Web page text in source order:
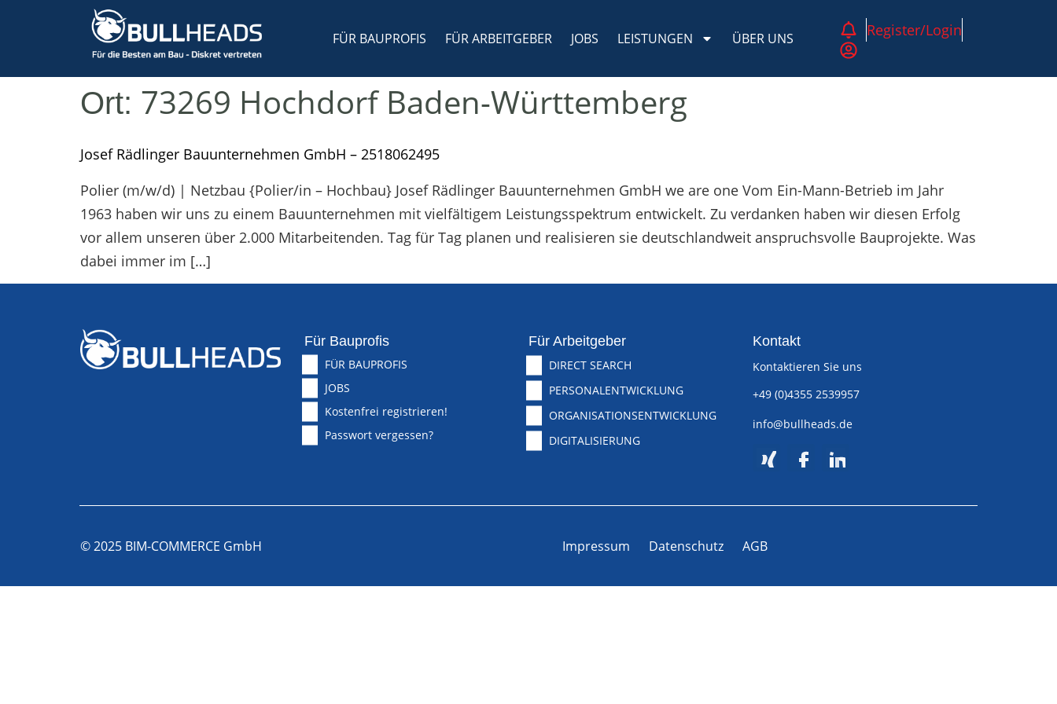
FÜR BAUPROFIS FÜR ARBEITGEBER JOBS LEISTUNGEN ÜBER UNS Register/Login
Ort: 73269 Hochdorf Baden-Württemberg
Josef Rädlinger Bauunternehmen GmbH – 2518062495
Polier (m/w/d) | Netzbau {Polier/in – Hochbau} Josef Rädlinger Bauunternehmen GmbH we are one Vom Ein-Mann-Betrieb im Jahr
1963 haben wir uns zu einem Bauunternehmen mit vielfältigem Leistungsspektrum entwickelt. Zu verdanken haben wir diesen Erfolg
vor allem unseren über 2.000 Mitarbeitenden. Tag für Tag planen und realisieren sie deutschlandweit anspruchsvolle Bauprojekte. Was
dabei immer im […]
Für Bauprofis
FÜR BAUPROFIS
JOBS
Kostenfrei registrieren!
Passwort vergessen?
Für Arbeitgeber
DIRECT SEARCH
PERSONALENTWICKLUNG
ORGANISATIONSENTWICKLUNG
DIGITALISIERUNG
Kontakt
Kontaktieren Sie uns
+49 (0)4355 2539957
info@bullheads.de
© 2025 BIM-COMMERCE GmbH Impressum Datenschutz AGB